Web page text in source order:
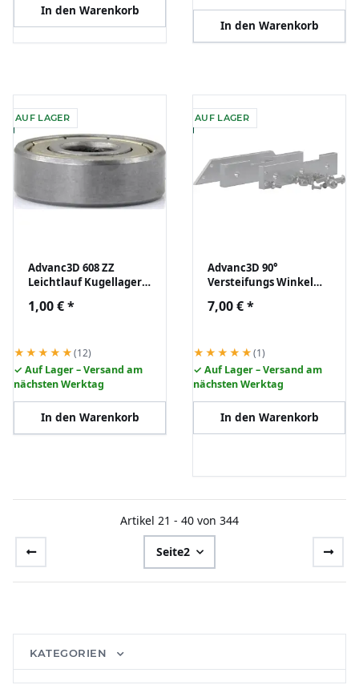
In den Warenkorb
In den Warenkorb
AUF LAGER
Advanc3D 608 ZZ
Leichtlauf Kugellager
/ Außen-Ø 22mm,
1,00 €*
★★★★★(12)
✓ Auf Lager – Versand am
nächsten Werktag
In den Warenkorb
AUF LAGER
Advanc3D 90°
Versteifungs Winkel
Befestigungsmaterial
7,00 €*
★★★★★(1)
✓ Auf Lager – Versand am
nächsten Werktag
In den Warenkorb
Artikel 21 - 40 von 344
Seite2
KATEGORIEN